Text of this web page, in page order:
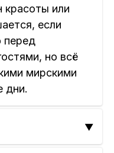
красоты или
если
перед
но всё
мирскими
дни.